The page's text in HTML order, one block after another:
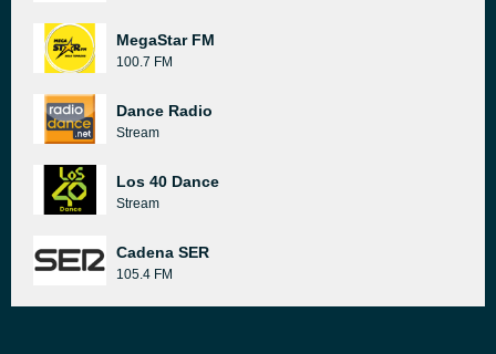
MegaStar FM
100.7 FM
Dance Radio
Stream
Los 40 Dance
Stream
Cadena SER
105.4 FM